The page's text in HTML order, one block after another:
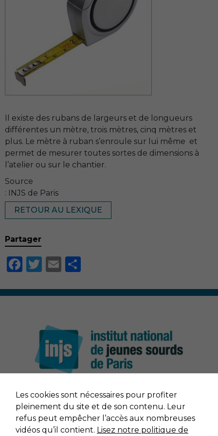
Il existe des rubans de largeurs et de longueurs
différentes un mètre, trois mètres, cinq mètres et
plus. Le mètre à ruban s’enroule sur lui même et
permet de mesurer toutes sortes de dimensions à
l’atelier ou sur le chantier.
Source
: INJS de Paris
RETOUR AU LEXIQUE
Partager
Facebook
Twitter
Email
NOUS CONTACTER
MENTIONS LÉGALES
Les cookies sont nécessaires pour profiter
pleinement du site et de son contenu. Leur
refus peut empêcher l’accès aux nombreuses
vidéos qu’il contient. Lisez notre politique de
Nécessaire
facultatifs. Ils
sont nécessaires
au
fonctionnement